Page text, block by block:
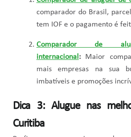
comparador do Brasil,
tem IOF e o pagamento é
Comparador de
internacional :
Maior
mais empresas na sua
imbatíveis e promoções
Dica 3: Alugue nas
Curitiba